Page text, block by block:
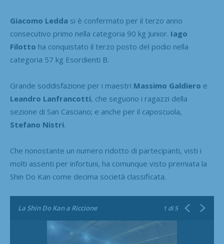
Giacomo Ledda si è confermato per il terzo anno
consecutivo primo nella categoria 90 kg Junior. Iago
Filotto ha conquistato il terzo posto del podio nella
categoria 57 kg Esordienti B.
Grande soddisfazione per i maestri Massimo Galdiero e
Leandro Lanfrancotti, che seguono i ragazzi della
sezione di San Casciano; e anche per il caposcuola,
Stefano Nistri.
Che nonostante un numero ridotto di partecipanti, visti i
molti assenti per infortuni, ha comunque visto premiata la
Shin Do Kan come decima società classificata.
La Shin Do Kan a Riccione 1 di 5